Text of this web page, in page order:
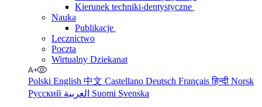
Kierunek techniki-dentystyczne
Nauka
Publikacje
Lecznictwo
Poczta
Wirtualny Dziekanat
Polski English 中文 Castellano Deutsch Françaisहिन्दी Norsk
Русский
Suomi Svenska